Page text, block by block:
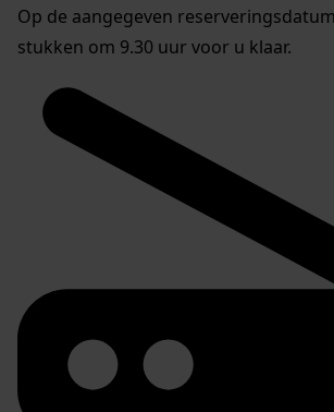
Op de aangegeven
stukken om 9.30 uur voor u klaar.